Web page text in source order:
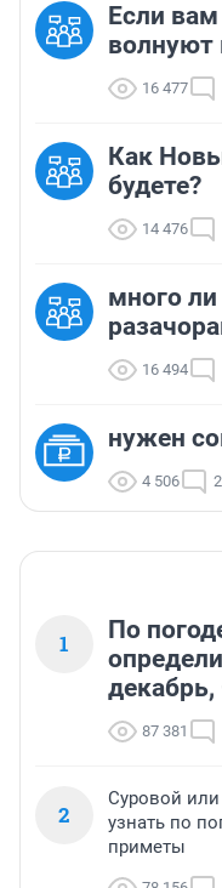
Если вам
волнуют
16 477
Как
будете?
14 476
много
16 494
нужен
4 506
1
По
87 381
2
Суровой
узнать по
приметы